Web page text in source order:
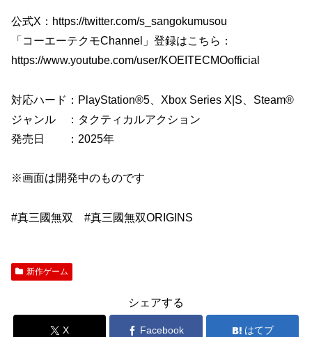
公式X：https://twitter.com/s_sangokumusou
「コーエーテクモChannel」登録はこちら：
https://www.youtube.com/user/KOEITECMOofficial
対応ハード：PlayStation®5、Xbox Series X|S、Steam®
ジャンル ：タクティカルアクション
発売日 ：2025年
※画面は開発中のものです
#真三國無双 #真三國無双ORIGINS
新作ゲーム
シェアする
X Facebook はてブ